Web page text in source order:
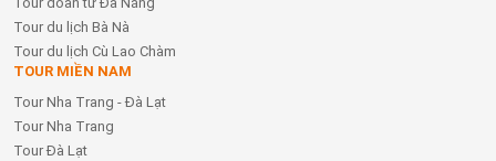
Tour du lịch Bà Nà
Tour du lịch Cù Lao Chàm
TOUR MIỀN NAM
Tour Nha Trang - Đà Lạt
Tour Nha Trang
Tour Đà Lạt